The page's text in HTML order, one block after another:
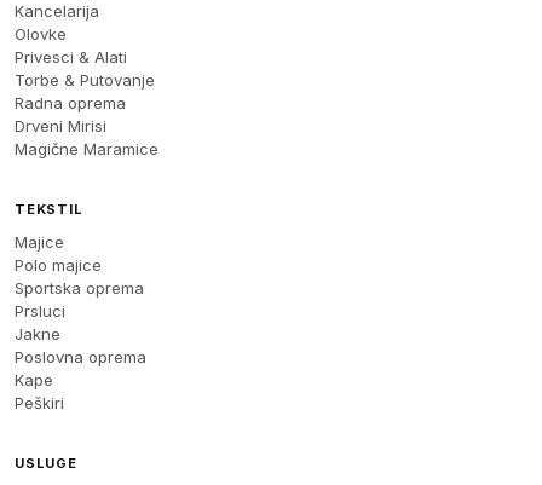
Kancelarija
Olovke
Privesci & Alati
Torbe & Putovanje
Radna oprema
Drveni Mirisi
Magične Maramice
TEKSTIL
Majice
Polo majice
Sportska oprema
Prsluci
Jakne
Poslovna oprema
Kape
Peškiri
USLUGE